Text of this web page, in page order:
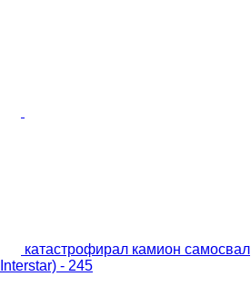
катастрофирал камион самосвал
- 245